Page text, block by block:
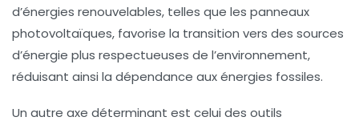
d’énergies renouvelables, telles que les panneaux
photovoltaïques, favorise la transition vers des sources
d’énergie plus respectueuses de l’environnement,
réduisant ainsi la dépendance auxénergies fossiles.
Un autre axe déterminant est celui des outils